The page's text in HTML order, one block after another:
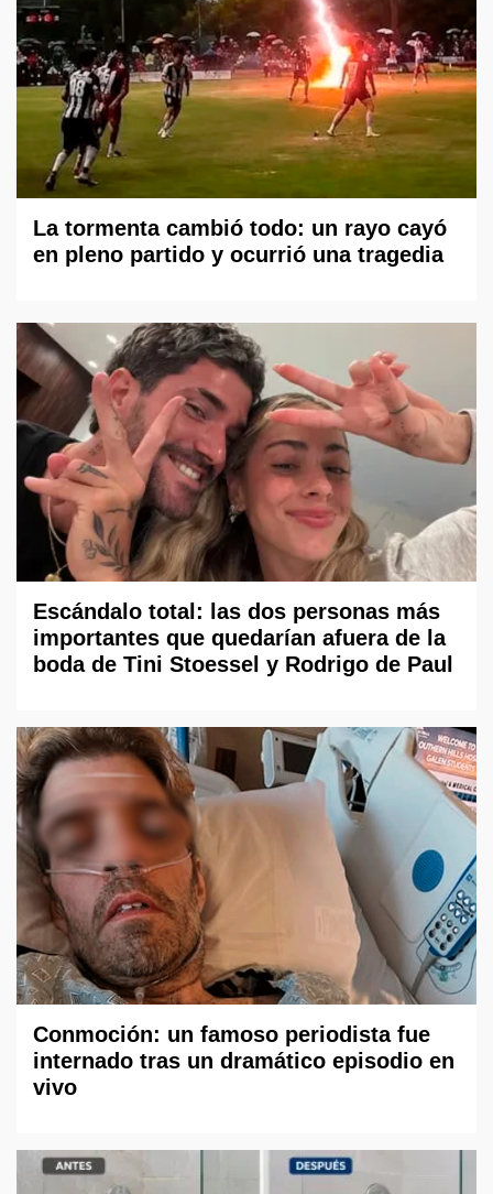
La tormenta cambió todo: un rayo cayó
en pleno partido y ocurrió una tragedia
Escándalo total: las dos personas más
importantes que quedarían afuera de la
boda de Tini Stoessel y Rodrigo de Paul
Conmoción: un famoso periodista fue
internado tras un dramático episodio en
vivo